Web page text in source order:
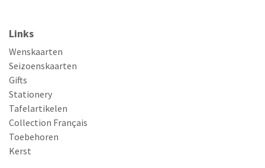
Links
Wenskaarten
Seizoenskaarten
Gifts
Stationery
Tafelartikelen
Collection Français
Toebehoren
Kerst